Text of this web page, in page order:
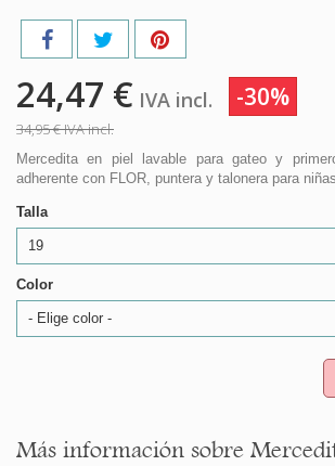
24,47 € IVA incl. -30%
34,95 €IVA incl.
Mercedita en piel lavable para gateo y
adherente con FLOR, puntera y talonera para
Talla
19
Color
- Elige color -
Más información sobre